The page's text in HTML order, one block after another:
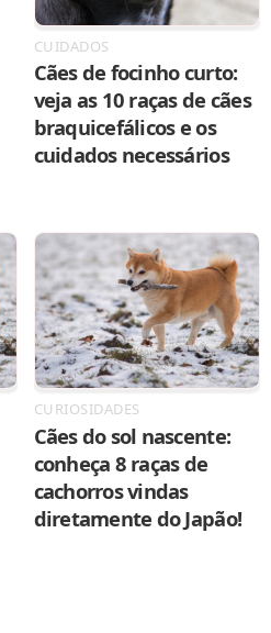
CUIDADOS
Cães de focinho curto:
veja as 10 raças de cães
braquicefálicos e os
cuidados necessários
CURIOSIDADES
Cães do sol nascente:
conheça 8 raças de
cachorros vindas
diretamente do Japão!